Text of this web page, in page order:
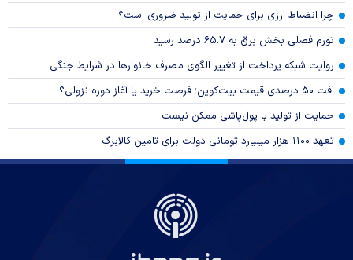
چرا انضباط ارزی برای حمایت از تولید ضروری است؟
تورم فصلی بخش برق به ۶۵.۷ درصد رسید
روایت شبکه پرداخت از تغییر الگوی مصرف خانوار‌ها در شرایط جنگی
افت ۵۰ درصدی قیمت بیت‌کوین؛ فرصت خرید یا آغاز دوره نزولی؟
حمایت از تولید با پول‌پاشی ممکن نیست
تعهد ۱۱۰۰ هزار میلیارد تومانی دولت برای تامین کالابرگ